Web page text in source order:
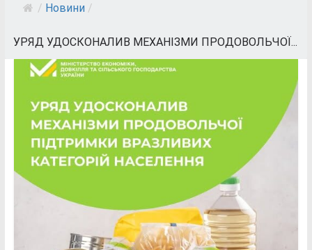
/ Новини /
УРЯД УДОСКОНАЛИВ МЕХАНІЗМИ ПРОДОВОЛЬЧОЇ...